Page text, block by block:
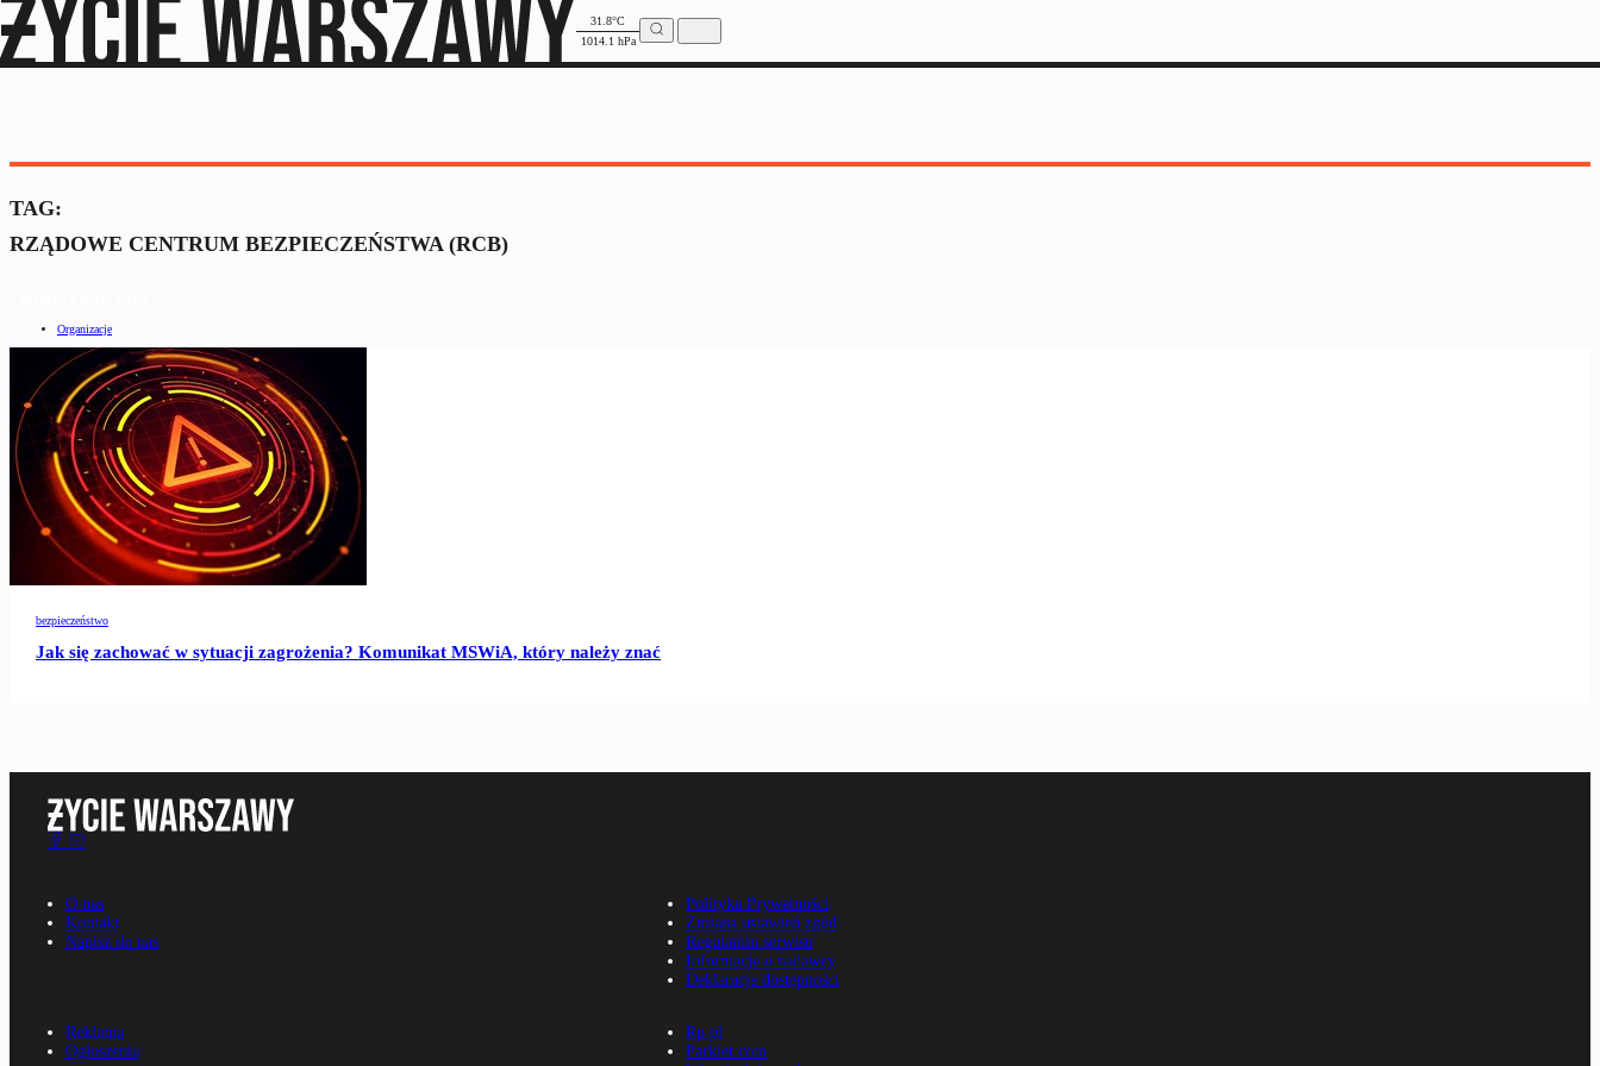
31.8°C
1014.1 hPa
TAG:
RZĄDOWE CENTRUM BEZPIECZEŃSTWA (RCB)
Organizacje
bezpieczeństwo
Jak się zachować w sytuacji zagrożenia? Komunikat MSWiA, który należy znać
O nas
Kontakt
Napisz do nas
Polityka Prywatności
Zmiana ustawień zgód
Regulamin serwisu
Informacje o nadawcy
Deklaracja dostępności
Reklama
Ogłoszenia
Rp.pl
Parkiet.com